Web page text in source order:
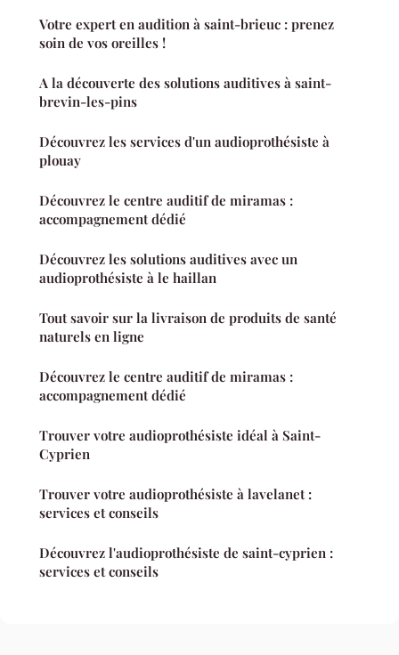
Votre expert en audition à saint-brieuc : prenez
soin de vos oreilles !
A la découverte des solutions auditives à saint-
brevin-les-pins
Découvrez les services d'un audioprothésiste à
plouay
Découvrez le centre auditif de miramas :
accompagnement dédié
Découvrez les solutions auditives avec un
audioprothésiste à le haillan
Tout savoir sur la livraison de produits de santé
naturels en ligne
Découvrez le centre auditif de miramas :
accompagnement dédié
Trouver votre audioprothésiste idéal à Saint-
Cyprien
Trouver votre audioprothésiste à lavelanet :
services et conseils
Découvrez l'audioprothésiste de saint-cyprien :
services et conseils